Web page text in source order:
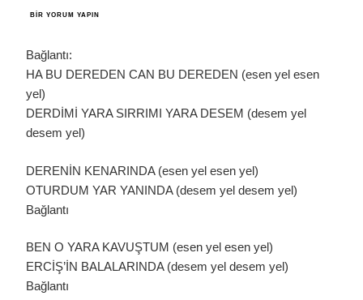
HA
ESEN
YEL
IÇIN
BIR YORUM YAPIN
Bağlantı:
HA BU DEREDEN CAN BU DEREDEN (esen yel esen
yel)
DERDİMİ YARA SIRRIMI YARA DESEM (desem yel
desem yel)
DERENİN KENARINDA (esen yel esen yel)
OTURDUM YAR YANINDA (desem yel desem yel)
Bağlantı
BEN O YARA KAVUŞTUM (esen yel esen yel)
ERCİŞ’İN BALALARINDA (desem yel desem yel)
Bağlantı